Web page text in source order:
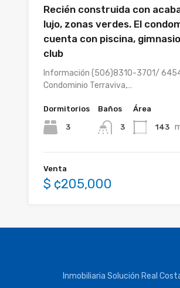
Recién construida con
lujo, zonas verdes. El
cuenta con piscina,
club
Información (506)8310-3701/
Condominio Terraviva,…
Dormitorios
3
Baños
3
Área
143
Venta
$ ¢205,000
Inmobiliaria Solución Real